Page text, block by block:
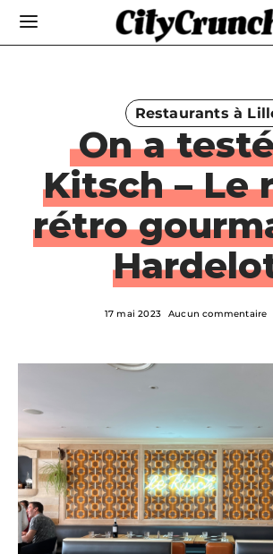
Restaurants à
On a
Kitsch – Le
rétro
17 mai 2023 Aucun commentaire